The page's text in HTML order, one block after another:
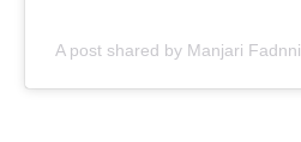
A post shared by Manjari